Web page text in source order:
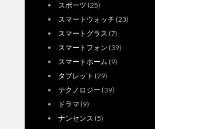
スポーツ (25)
スマートウォッチ (23)
スマートグラス (7)
スマートフォン (39)
スマートホーム (9)
タブレット (29)
テクノロジー (39)
ドラマ (9)
ナンセンス (5)